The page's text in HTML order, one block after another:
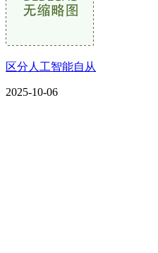
区分人工智能自从
2025-10-06